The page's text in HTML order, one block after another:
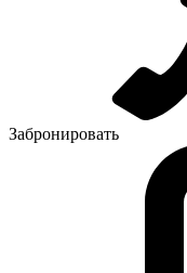
Забронировать